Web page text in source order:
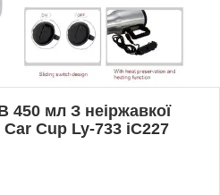
мл З неіржавкої
Cup Ly-733 iC227